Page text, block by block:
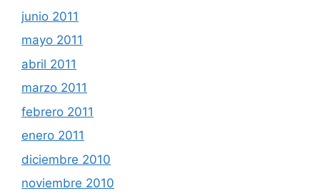
junio 2011
mayo 2011
abril 2011
marzo 2011
febrero 2011
enero 2011
diciembre 2010
noviembre 2010